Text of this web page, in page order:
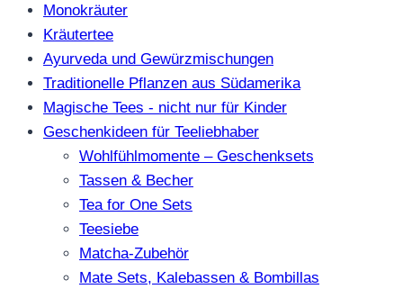
Monokräuter
Kräutertee
Ayurveda und Gewürzmischungen
Traditionelle Pflanzen aus Südamerika
Magische Tees - nicht nur für Kinder
Geschenkideen für Teeliebhaber
Wohlfühlmomente – Geschenksets
Tassen & Becher
Tea for One Sets
Teesiebe
Matcha-Zubehör
Mate Sets, Kalebassen & Bombillas